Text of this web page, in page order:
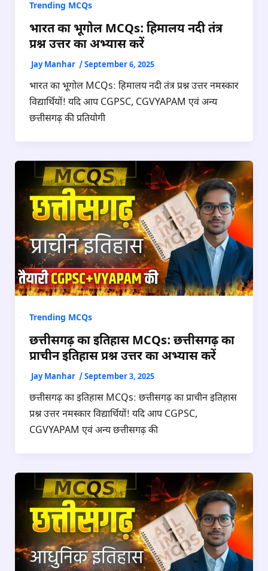
Trending MCQs
भारत का भूगोल MCQs: हिमालय नदी तंत्र
प्रश्न उत्तर का अभ्यास करें
Jay Manhar /September 6, 2025
भारत का भूगोल MCQs: हिमालय नदी तंत्र प्रश्न उत्तर नमस्कार
विद्यार्थियों! यदि आप CGPSC, CGVYAPAM एवं अन्य
छत्तीसगढ़ की प्रतियोगी
Trending MCQs
छत्तीसगढ़ का इतिहास MCQs: छत्तीसगढ़ का
प्राचीन इतिहास प्रश्न उत्तर का अभ्यास करें
Jay Manhar / September 3, 2025
छत्तीसगढ़ का इतिहास MCQs: छत्तीसगढ़ का प्राचीन इतिहास
प्रश्न उत्तर नमस्कार विद्यार्थियों! यदि आप CGPSC,
CGVYAPAM एवं अन्य छत्तीसगढ़ की